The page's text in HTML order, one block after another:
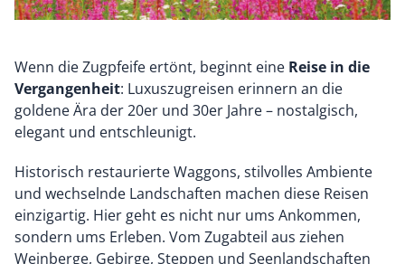
Wenn die Zugpfeife ertönt, beginnt eine Reise in die
Vergangenheit: Luxuszugreisen erinnern an die
goldene Ära der 20er und 30er Jahre – nostalgisch,
elegant und entschleunigt.
Historisch restaurierte Waggons, stilvolles Ambiente
und wechselnde Landschaften machen diese Reisen
einzigartig. Hier geht es nicht nur ums Ankommen,
sondern ums Erleben. Vom Zugabteil aus ziehen
Weinberge, Gebirge, Steppen und Seenlandschaften